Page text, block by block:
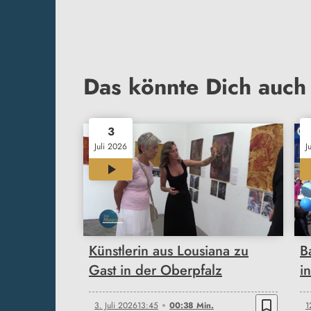
Das könnte Dich
3
Juli 2026
00:38
Künstlerin aus Lousiana zu
Gast in der Oberpfalz
3. Juli 202613:45 00:38 Min. bookmark_border